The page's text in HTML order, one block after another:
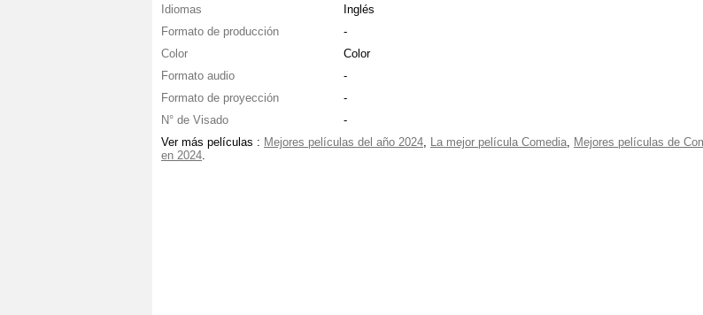
Idiomas
Inglés
Formato de producción
-
Color
Color
Formato audio
-
Formato de proyección
-
N° de Visado
-
Ver más películas : Mejores películas del año 2024 La mejor película Comedia
Mejores películas de
en 2024